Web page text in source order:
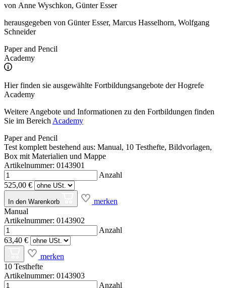
von Anne Wyschkon, Günter Esser
herausgegeben von Günter Esser, Marcus Hasselhorn, Wolfgang
Schneider
Paper and Pencil
Academy
Hier finden sie ausgewählte Fortbildungsangebote der Hogrefe
Academy
Weitere Angebote und Informationen zu den Fortbildungen finden
Sie im Bereich Academy
Paper and Pencil
Test komplett bestehend aus: Manual, 10 Testhefte, Bildvorlagen,
Box mit Materialien und Mappe
Artikelnummer: 0143901
Anzahl
525,00 €
In den Warenkorb
merken
Manual
Artikelnummer: 0143902
Anzahl
63,40 €
merken
10 Testhefte
Artikelnummer: 0143903
Anzahl